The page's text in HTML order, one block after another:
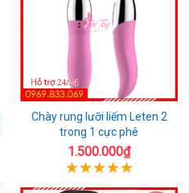
Chày rung lưỡi liếm Leten 2
trong 1 cực phê
1.500.000₫